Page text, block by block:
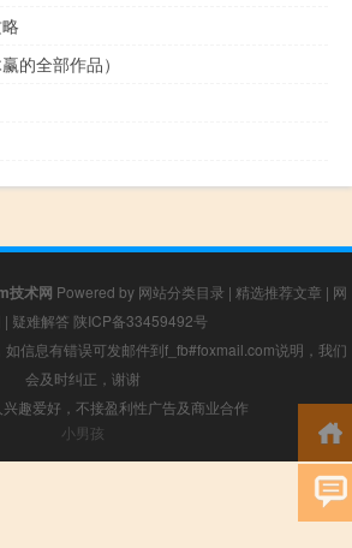
的全部作品）
技术网 Powered by 网站分类目录 | 精选推荐文章 | 网
| 疑难解答 陕ICP备33459492号
信息有错误可发邮件到f_fb#foxmail.com说明，我们
会及时纠正，谢谢
趣爱好，不接盈利性广告及商业合作
小男孩